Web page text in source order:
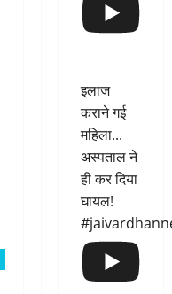
इलाज
कराने गई
महिला...
अस्पताल ने
ही कर दिया
घायल!